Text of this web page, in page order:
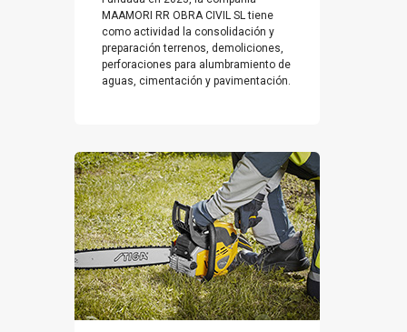
MAAMORI RR OBRA CIVIL SL tiene
como actividad la consolidación y
preparación terrenos, demoliciones,
perforaciones para alumbramiento de
aguas, cimentación y pavimentación.